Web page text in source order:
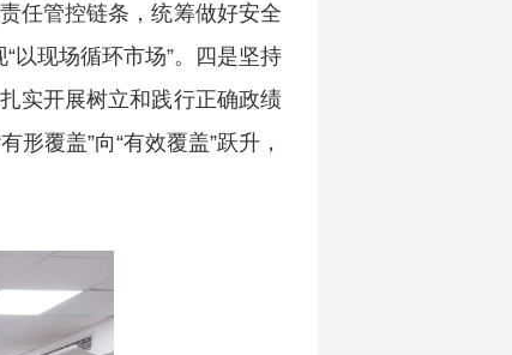
任管控链条，统筹做好安全
以现场循环市场”。四是坚持
实开展树立和践行正确政绩
覆盖”向“有效覆盖”跃升，